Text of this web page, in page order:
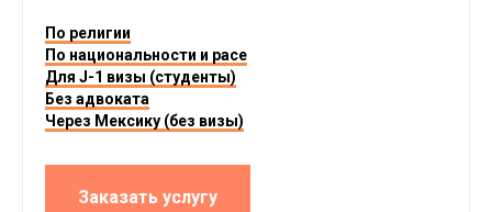
По религии
По национальности и расе
Для J-1 визы (студенты)
Без адвоката
Через Мексику (без визы)
Заказать услугу